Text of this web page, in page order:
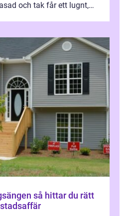
och tak får ett lugnt,
hittar du rätt